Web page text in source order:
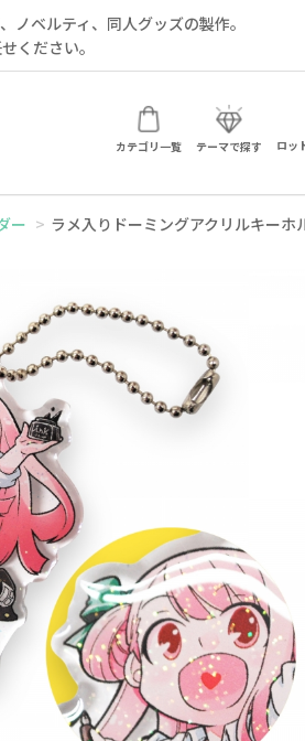
ノベルティ、同人グッズの製作。
ください。
カテゴリ一覧 テーマで探す ロッ
ー ラメ入りドーミングアクリルキーホ